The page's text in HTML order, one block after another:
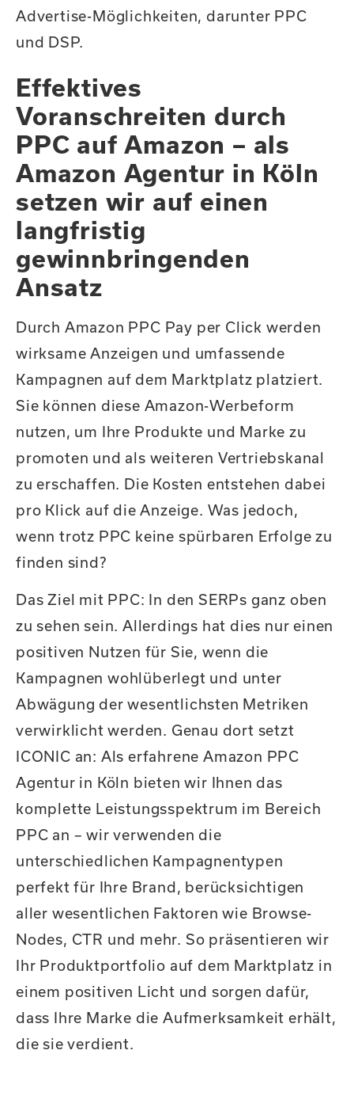
Advertise-Möglichkeiten, darunter PPC
und DSP.
Effektives
Voranschreiten durch
PPC auf Amazon – als
Amazon Agentur in Köln
setzen wir auf einen
langfristig
gewinnbringenden
Ansatz
Durch Amazon PPC Pay per Click werden
wirksame Anzeigen und umfassende
Kampagnen auf dem Marktplatz platziert.
Sie können diese Amazon-Werbeform
nutzen, um Ihre Produkte und Marke zu
promoten und als weiteren Vertriebskanal
zu erschaffen. Die Kosten entstehen dabei
pro Klick auf die Anzeige. Was jedoch,
wenn trotz PPC keine spürbaren Erfolge zu
finden sind?
Das Ziel mit PPC: In den SERPs ganz oben
zu sehen sein. Allerdings hat dies nur einen
positiven Nutzen für Sie, wenn die
Kampagnen wohlüberlegt und unter
Abwägung der wesentlichsten Metriken
verwirklicht werden. Genau dort setzt
ICONIC an: Als erfahrene Amazon PPC
Agentur in Köln bieten wir Ihnen das
komplette Leistungsspektrum im Bereich
PPC an – wir verwenden die
unterschiedlichen Kampagnentypen
perfekt für Ihre Brand, berücksichtigen
aller wesentlichen Faktoren wie Browse-
Nodes, CTR und mehr. So präsentieren wir
Ihr Produktportfolio auf dem Marktplatz in
einem positiven Licht und sorgen dafür,
dass Ihre Marke die Aufmerksamkeit erhält,
die sie verdient.